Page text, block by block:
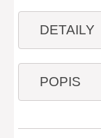
DETAILY
POPIS